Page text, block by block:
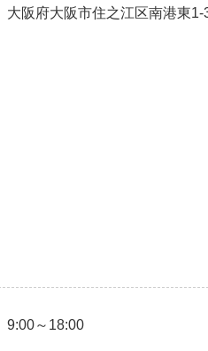
大阪府大阪市住之江区南港東1-
9:00～18:00